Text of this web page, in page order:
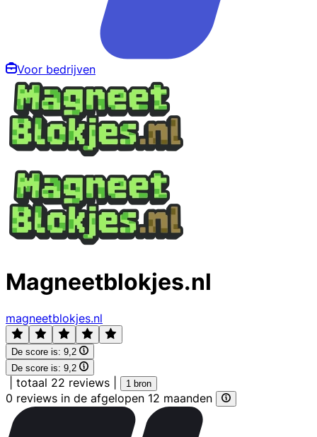
Voor bedrijven
Magneetblokjes.nl
magneetblokjes.nl
De score is: 9,2
De score is: 9,2
totaal 22 reviews 1 bron
0 reviews in de afgelopen 12 maanden